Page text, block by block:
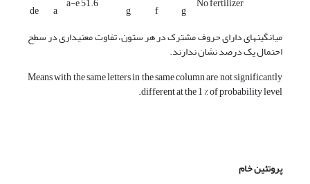
g
f
g
a
de
میانگین­های دارای حروف مشترک در هر ستون، تفاوت معنی­داری در سطح
احتمال یک درصد نشان ندارند.
Means with the same letters in the same column are not significantly
different at the 1 % of probability level.
پروتئین خام